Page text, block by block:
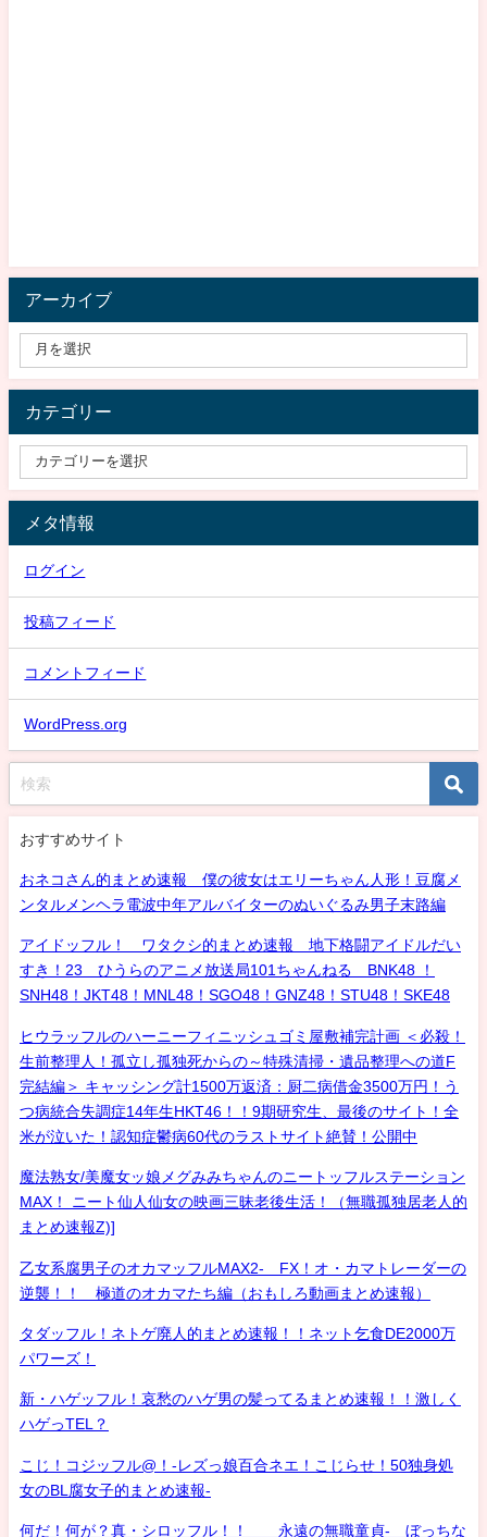
アーカイブ
カテゴリー
メタ情報
ログイン
投稿フィード
コメントフィード
WordPress.org
おすすめサイト
おネコさん的まとめ速報 僕の彼女はエリーちゃん人形！豆腐メ
ンタルメンヘラ電波中年アルバイターのぬいぐるみ男子末路編
アイドッフル！ ワタクシ的まとめ速報 地下格闘アイドルだい
すき！23 ひうらのアニメ放送局101ちゃんねる BNK48 ！
SNH48！JKT48！MNL48！SGO48！GNZ48！STU48！SKE48
ヒウラッフルのハーニーフィニッシュゴミ屋敷補完計画 ＜必殺！
生前整理人！孤立し孤独死からの～特殊清掃・遺品整理への道F
完結編＞ キャッシング計1500万返済：厨二病借金3500万円！う
つ病統合失調症14年生HKT46！！9期研究生、最後のサイト！全
米が泣いた！認知症鬱病60代のラストサイト絶賛！公開中
魔法熟女/美魔女ッ娘メグみみちゃんのニートッフルステーション
MAX！ ニート仙人仙女の映画三昧老後生活！（無職孤独居老人的
まとめ速報Z)]
乙女系腐男子のオカマッフルMAX2- FX！オ・カマトレーダーの
逆襲！！ 極道のオカマたち編（おもしろ動画まとめ速報）
タダッフル！ネトゲ廃人的まとめ速報！！ネット乞食DE2000万
パワーズ！
新・ハゲッフル！哀愁のハゲ男の髪ってるまとめ速報！！激しく
ハゲっTEL？
こじ！コジッフル@！-レズっ娘百合ネエ！こじらせ！50独身処
女のBL腐女子的まとめ速報-
何だ！何が？真・シロッフル！！ 永遠の無職童貞- ぼっちな